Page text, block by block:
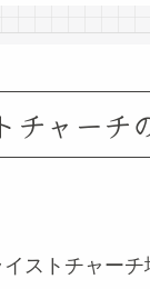
チャーチ
ストチャーチ